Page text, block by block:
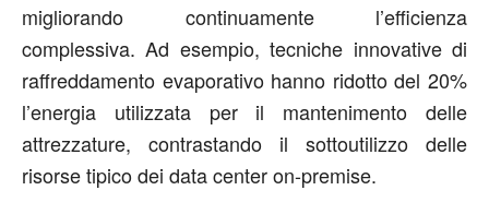
migliorando continuamente l’efficienza
complessiva. Ad esempio, tecniche innovative di
raffreddamento evaporativo hanno ridotto del 20%
l’energia utilizzata per il mantenimento delle
attrezzature, contrastando il sottoutilizzo delle
risorse tipico dei data center on-premise.